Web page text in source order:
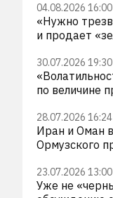
04.08.2026 16:00
«Нужно
и продает
30.07.2026 19:30
по величине
28.07.2026 16:24
Иран и Оман
Ормузского
23.07.2026 13:00
Уже не